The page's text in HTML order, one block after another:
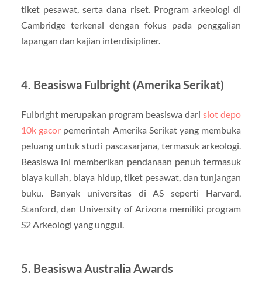
tiket pesawat, serta dana riset. Program arkeologi di
Cambridge terkenal dengan fokus pada penggalian
lapangan dan kajian interdisipliner.
4. Beasiswa Fulbright (Amerika Serikat)
Fulbright merupakan program beasiswa darislot depo
10k gacor pemerintah Amerika Serikat yang membuka
peluang untuk studi pascasarjana, termasuk arkeologi.
Beasiswa ini memberikan pendanaan penuh termasuk
biaya kuliah, biaya hidup, tiket pesawat, dan tunjangan
buku. Banyak universitas di AS seperti Harvard,
Stanford, dan University of Arizona memiliki program
S2 Arkeologi yang unggul.
5. Beasiswa Australia Awards